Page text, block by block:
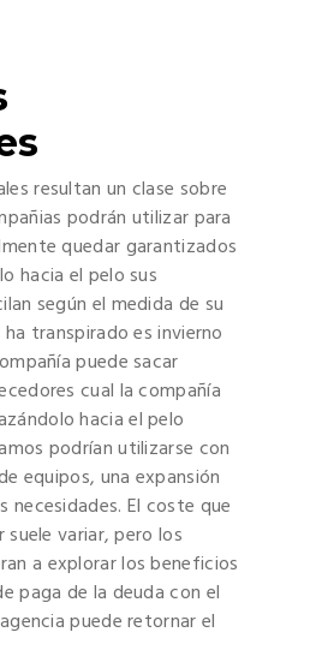
resultan un clase sobre
podrán utilizar para
quedar garantizados
hacia el pelo sus
según el medida de su
transpirado es invierno
puede sacar
cual la compañía
hacia el pelo
podrían utilizarse con
equipos, una expansión
necesidades. El coste que
variar, pero los
a explorar los beneficios
paga de la deuda con el
puede retornar el